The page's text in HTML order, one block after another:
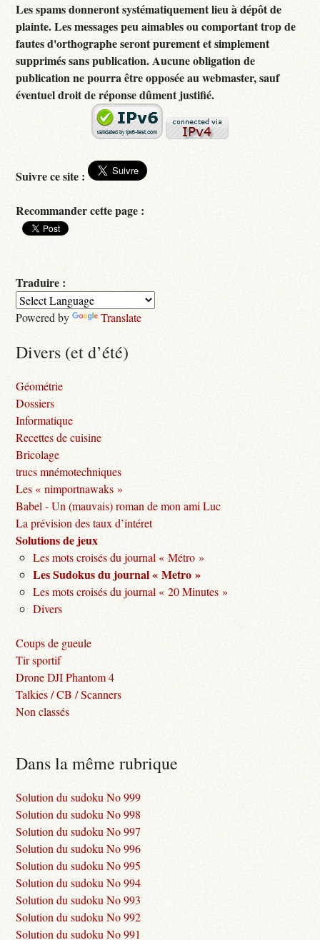
Les spams donneront systématiquement lieu à dépôt de
plainte. Les messages peu aimables ou comportant trop de
fautes d'orthographe seront purement et simplement
supprimés sans publication. Aucune obligation de
publication ne pourra être opposée au webmaster, sauf
éventuel droit de réponse dûment justifié.
Suivre ce site :
Recommander cette page :
Traduire :
Powered by Translate
Divers (et d’été)
Géométrie
Dossiers
Informatique
Recettes de cuisine
Bricolage
trucs mnémotechniques
Les « nimportnawaks »
Babel - Un (mauvais) roman de mon ami Luc
La prévision des taux d’intéret
Solutions de jeux
Les mots croisés du journal « Métro »
Les Sudokus du journal « Metro »
Les mots croisés du journal « 20 Minutes »
Divers
Coups de gueule
Tir sportif
Drone DJI Phantom 4
Talkies / CB / Scanners
Non classés
Dans la même rubrique
Solution du sudoku No 999
Solution du sudoku No 998
Solution du sudoku No 997
Solution du sudoku No 996
Solution du sudoku No 995
Solution du sudoku No 994
Solution du sudoku No 993
Solution du sudoku No 992
Solution du sudoku No 991